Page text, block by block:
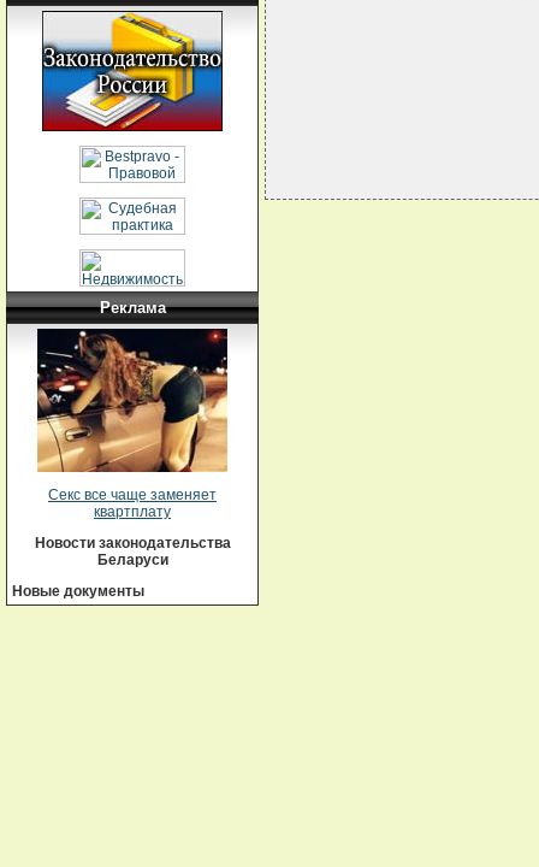
Реклама
Секс все чаще заменяет
квартплату
Новости законодательства
Беларуси
Новые документы